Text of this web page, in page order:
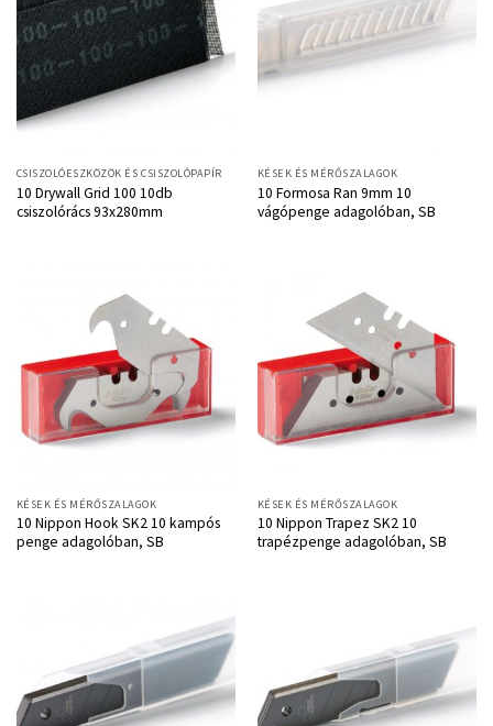
CSISZOLÓESZKÖZÖK ÉS CSISZOLÓPAPÍR
10 Drywall Grid 100 10db
csiszolórács 93x280mm
KÉSEK ÉS MÉRŐSZALAGOK
10 Formosa Ran 9mm 10
vágópenge adagolóban, SB
KÉSEK ÉS MÉRŐSZALAGOK
10 Nippon Hook SK2 10 kampós
penge adagolóban, SB
KÉSEK ÉS MÉRŐSZALAGOK
10 Nippon Trapez SK2 10
trapézpenge adagolóban, SB